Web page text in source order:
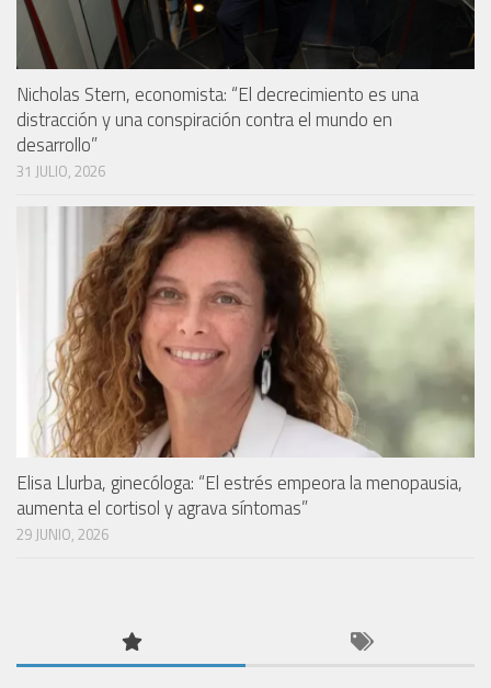
Nicholas Stern, economista: “El decrecimiento es una
distracción y una conspiración contra el mundo en
desarrollo”
31 JULIO, 2026
Elisa Llurba, ginecóloga: “El estrés empeora la menopausia,
aumenta el cortisol y agrava síntomas”
29 JUNIO, 2026